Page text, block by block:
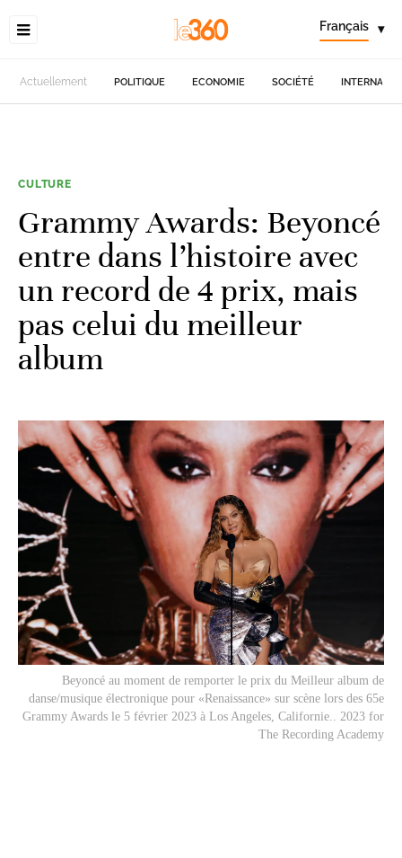
Français ▾
Actuellement POLITIQUE ECONOMIE SOCIÉTÉ
CULTURE
Grammy Awards: Beyoncé
entre dans l’histoire avec
un record de 4 prix, mais
pas celui du meilleur
album
Beyoncé au moment de remporter le prix du Meilleur album de
danse/musique électronique pour «Renaissance» sur scène lors des 65e
Grammy Awards le 5 février 2023 à Los Angeles, Californie.. 2023 for
The Recording Academy